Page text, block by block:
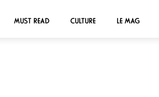
MUST READ CULTURE LE MAG